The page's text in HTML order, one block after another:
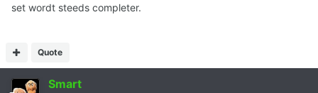
set wordt steeds completer.
Quote
Smart